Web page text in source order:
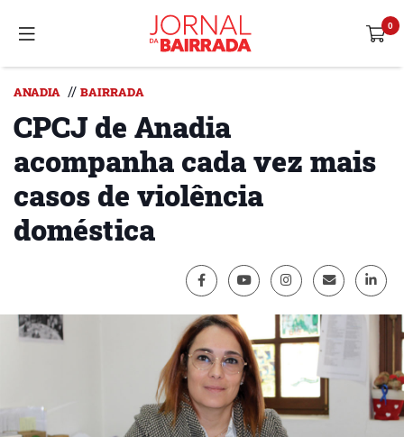
ANADIA // BAIRRADA
CPCJ de Anadia
acompanha cada vez mais
casos de violência
doméstica